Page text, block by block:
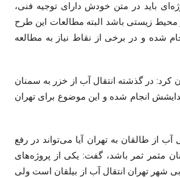
باید در متن خودش دارای توجیه فنی،
محیط زیستی باشد البته مطالعات این طرح
شده و در برخی از نقاط نیاز به مطالعه
کرد: در گذشته انتقال آب از خزر به سمنان
انجام شده و این موضوع برای تهران
آب از طالقان به تهران آیا می‌تواند در رفع
مثمر ثمر باشد، گفت: یکی از پروژه‌های
شهر تهران انتقال آب از بیلقان است ولی